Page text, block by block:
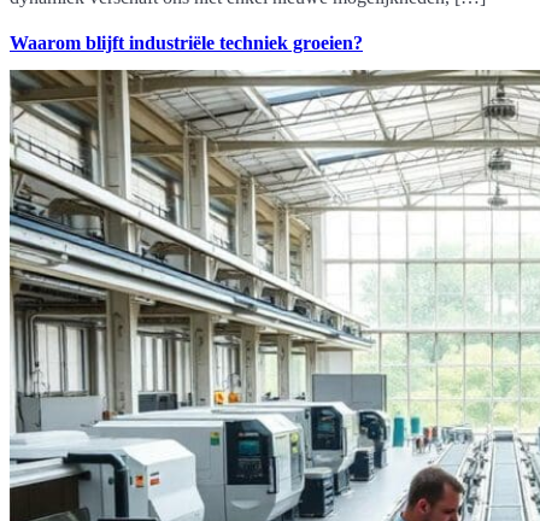
Waarom blijft industriële techniek groeien?